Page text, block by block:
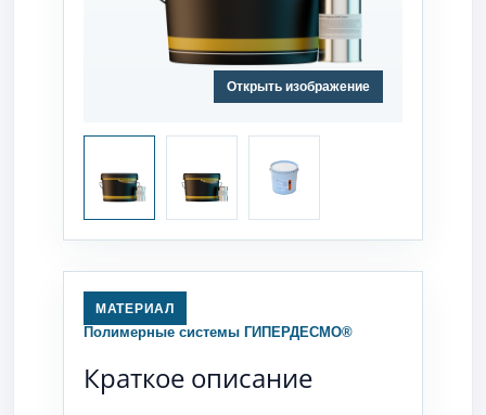
Открыть изображение
МАТЕРИАЛ
Полимерные системы ГИПЕРДЕСМО®
Краткое описание